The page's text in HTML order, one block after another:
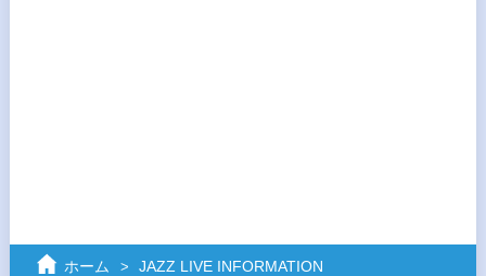
ホーム JAZZ LIVE INFORMATION